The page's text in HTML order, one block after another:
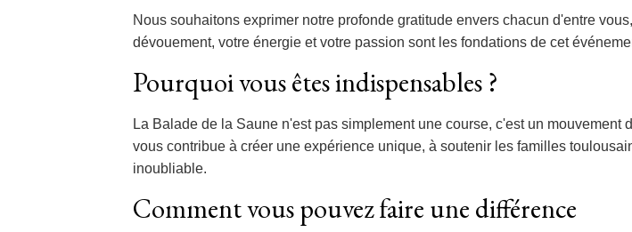
Nous souhaitons exprimer notre profonde gratitude envers chacun d'entre
dévouement, votre énergie et votre passion sont les fondations de cet
Pourquoi vous êtes indispensables ?
La Balade de la Saune n'est pas simplement une course, c'est un
vous contribue à créer une expérience unique, à soutenir les familles
inoubliable.
Comment vous pouvez faire une différence